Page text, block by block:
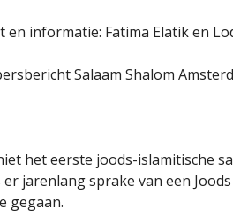
en informatie: Fatima Elatik en
Salaam Shalom
het eerste joods-islamitische
er jarenlang sprake van een
gegaan.